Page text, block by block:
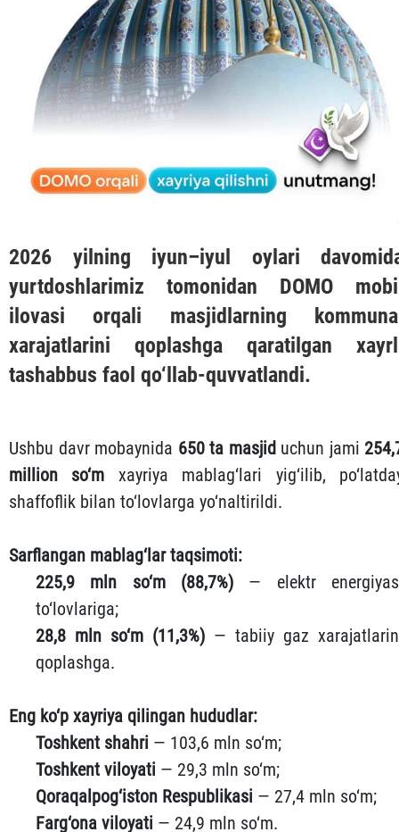
2026 yilning iyun–iyul oylari
yurtdoshlarimiz tomonidan DOMO
ilovasi orqali masjidlarning
xarajatlarini qoplashga qaratilgan
tashabbus faol qo‘llab-quvvatlandi.
Ushbu davr mobaynida 650 ta masjid uchun jami
million so‘m xayriya mablag‘lari yig‘ilib,
shaffoflik bilan to‘lovlarga yo‘naltirildi.
Sarflangan mablag‘lar taqsimoti:
225,9 mln so‘m (88,7%) — elektr
to‘lovlariga;
28,8 mln so‘m (11,3%) — tabiiy gaz
qoplashga.
Eng ko‘p xayriya qilingan hududlar:
Toshkent shahri — 103,6 mln so‘m;
Toshkent viloyati — 29,3 mln so‘m;
Qoraqalpog‘iston Respublikasi — 27,4 mln so‘m;
Farg‘ona viloyati — 24,9 mln so‘m.